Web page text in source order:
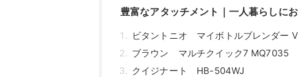
豊富なアタッチメント｜一人暮らしに
ビタントニオ マイボトルブレンダー
ブラウン マルチクイック7 MQ7035
クイジナート HB-504WJ